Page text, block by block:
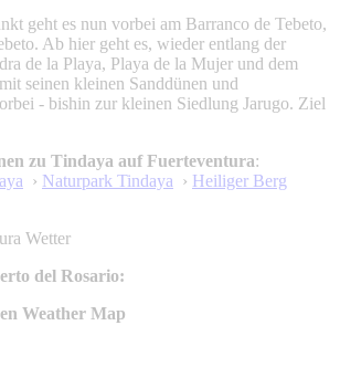
geht es nun vorbei am Barranco de Tebeto,
Ab hier geht es, wieder entlang der
de la Playa, Playa de la Mujer und dem
seinen kleinen Sanddünen und
- bishin zur kleinen Siedlung Jarugo. Ziel
zu Tindaya auf Fuerteventura:
› Naturpark Tindaya › Heiliger Berg
Wetter
del Rosario:
Weather Map